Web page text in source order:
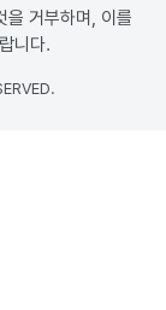
을 거부하며, 이를
니다.